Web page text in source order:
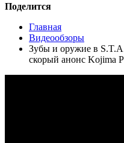
Поделится
Главная
Видеообзоры
Зубы и оружие в
скорый анонс Kojima